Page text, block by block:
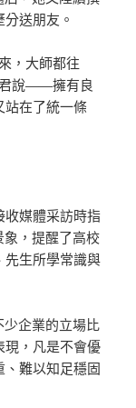
送朋友。
，大師都往
君說——擁有良
站在了統一條
收媒體采訪時指
象，提醒了高校
先生所學常識與
少企業的立場比
現，凡是不會優
難以知足穩固